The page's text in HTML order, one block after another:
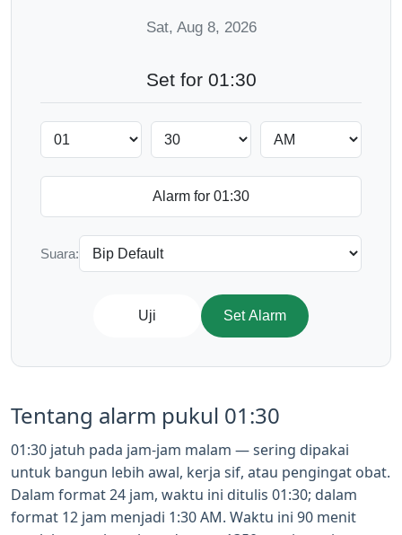
Sat, Aug 8, 2026
Set for 01:30
Suara:
Uji Set Alarm
Tentang alarm pukul 01:30
01:30 jatuh pada jam-jam malam — sering dipakai
untuk bangun lebih awal, kerja sif, atau pengingat obat.
Dalam format 24 jam, waktu ini ditulis 01:30; dalam
format 12 jam menjadi 1:30 AM. Waktu ini 90 menit